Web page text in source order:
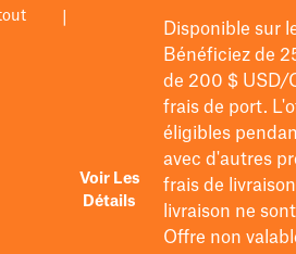
Voir Les
Détails
Disponible sur
Bénéficiez de
de 200 $USD/
frais de port.
éligibles
avec d'autres
frais de
livraison ne
Offre non